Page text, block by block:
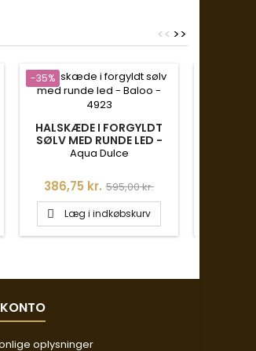
>>
<<
-35%
HALSKÆDE I FORGYLDT
SØLV MED RUNDE LED -
BALOO - 4923
Aqua Dulce
Pris
386,75 kr. Normalpris
595,00 kr.
 Læg i indkøbskurv
oplysninger